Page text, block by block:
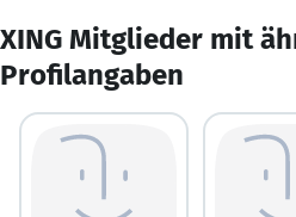
XING Mitglieder mit
Profilangaben